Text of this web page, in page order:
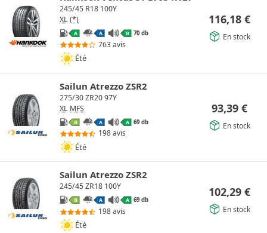
245/45 R18 100Y
XL (*)
A A B 70 db
763 avis
Été
116,18 €
En stock
Sailun Atrezzo ZSR2
275/30 ZR20 97Y
XL MFS
B A A 69 db
198 avis
Été
93,39 €
En stock
Sailun Atrezzo ZSR2
245/45 ZR18 100Y
B A A 69 db
198 avis
Été
102,29 €
En stock